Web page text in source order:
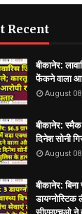
Recent
बीकानेर:
फेंकने वाला
August
बीकानेर: स्मैक
दिनेश सोनी
August
बीकानेर:
डायग्नोस्टिक